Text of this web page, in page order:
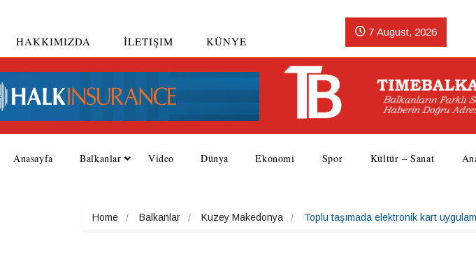
HAKKIMIZDA İLETIŞIM KÜNYE
7 August, 2026
Anasayfa Balkanlar Video Dünya Ekonomi Spor Kültür – Sanat
Home Balkanlar Kuzey Makedonya Toplu taşımada elektronik kart